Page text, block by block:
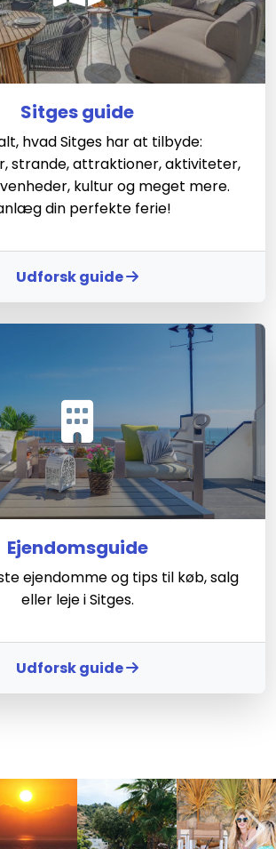
Sitges guide
hvad Sitges har at tilbyde:
strande, attraktioner, aktiviteter,
kultur og meget mere.
din perfekte ferie!
Udforsk guide
Ejendomsguide
ejendomme og tips til køb, salg
eller leje i Sitges.
Udforsk guide